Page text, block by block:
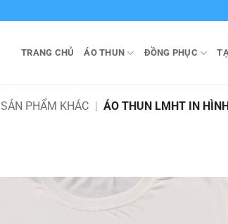
TRANG CHỦ ÁO THUN ĐỒNG PHỤC
SẢN PHẨM KHÁC | ÁO THUN LMHT IN